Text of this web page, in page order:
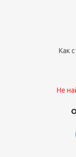
Как
Не